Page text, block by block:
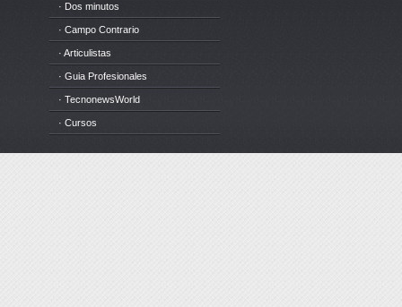
· Dos minutos
· Campo Contrario
· Articulistas
· Guia Profesionales
· TecnonewsWorld
· Cursos